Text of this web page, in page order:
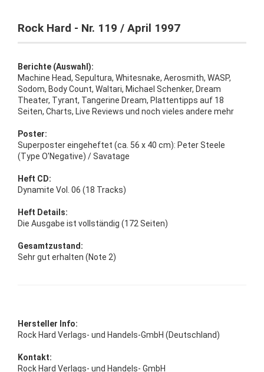
Rock Hard - Nr. 119 / April 1997
Berichte (Auswahl):
Machine Head, Sepultura, Whitesnake, Aerosmith, WASP,
Sodom, Body Count, Waltari, Michael Schenker, Dream
Theater, Tyrant, Tangerine Dream, Plattentipps auf 18
Seiten, Charts, Live Reviews und noch vieles andere mehr
Poster:
Superposter eingeheftet (ca. 56 x 40 cm): Peter Steele
(Type O'Negative) / Savatage
Heft CD:
Dynamite Vol. 06 (18 Tracks)
Heft Details:
Die Ausgabe ist vollständig (172 Seiten)
Gesamtzustand:
Sehr gut erhalten (Note 2)
Hersteller Info:
Rock Hard Verlags- und Handels-GmbH (Deutschland)
Kontakt:
Rock Hard Verlags- und Handels- GmbH